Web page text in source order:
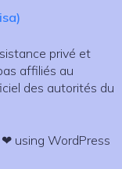
privé et
affiliés au
des autorités du
using WordPress